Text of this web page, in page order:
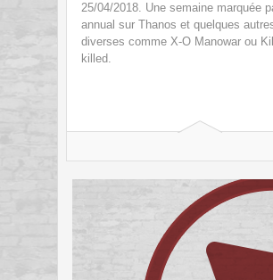
25/04/2018. Une semaine marquée
annual sur Thanos et quelques
diverses comme X-O Manowar ou
killed.